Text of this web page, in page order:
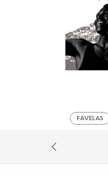
FAVELAS